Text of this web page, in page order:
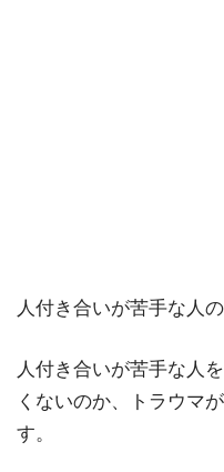
人付き合いが苦手な人
人付き合いが苦手な人
くないのか、トラウマ
す。